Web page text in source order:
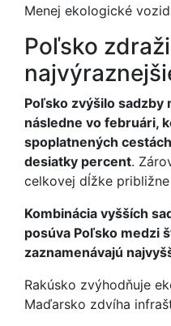
Menej ekologické
Poľsko
Poľsko zvýšilo sadzby
následne vo februári,
spoplatnených
desiatky percent.
celkovej dĺžke
Kombinácia vyšších
posúva Poľsko medzi
zaznamenávajú
Rakúsko zvýhodňuje
Maďarsko zdvíha